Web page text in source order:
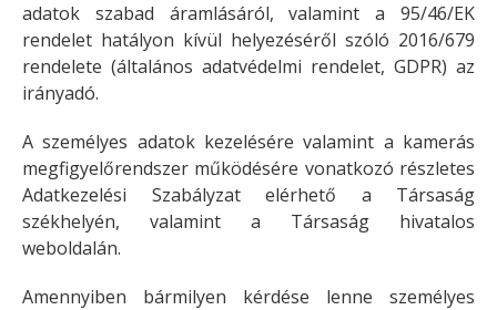
adatok szabad áramlásáról, valamint a 95/46/EK
rendelet hatályon kívül helyezéséről szóló 2016/679
rendelete (általános adatvédelmi rendelet, GDPR) az
irányadó.
A személyes adatok kezelésére valamint a kamerás
megfigyelőrendszer működésére vonatkozó részletes
Adatkezelési Szabályzat elérhető a Társaság
székhelyén, valamint a Társaság hivatalos
weboldalán.
Amennyiben bármilyen kérdése lenne személyes